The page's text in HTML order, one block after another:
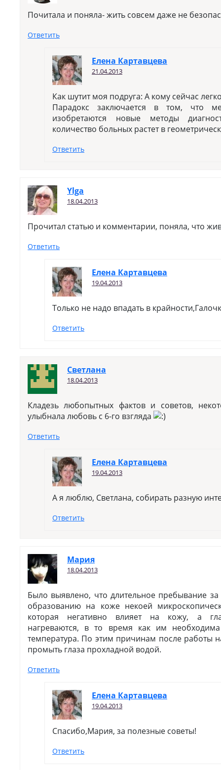
Почитала и поняла- жить совсем даже не
Ответить
Елена Картавцева
21.04.2013
Как шутит моя подруга: А кому сейчас
Парадокс заключается в том, что
изобретаются новые методы
количество больных растет в
Ответить
Ylga
18.04.2013
Прочитал статью и комментарии, поняла, что
Ответить
Елена Картавцева
19.04.2013
Только не надо впадать в
Ответить
Светлана
18.04.2013
Кладезь любопытных фактов и советов,
улыбнала любовь с 6-го взгляда
Ответить
Елена Картавцева
19.04.2013
А я люблю, Светлана, собирать разную
Ответить
Мария
18.04.2013
Было выявлено, что длительное пребывание
образованию на коже некоей
которая негативно влияет на кожу, а
нагреваются, в то время как им
температура. По этим причинам после работы
промыть глаза прохладной водой.
Ответить
Елена Картавцева
19.04.2013
Спасибо,Мария, за полезные советы!
Ответить